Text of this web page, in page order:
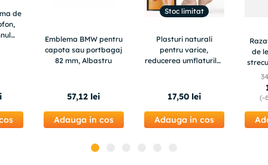
de
Emblema BMW pentru
capota sau portbagaj
82 mm, Albastru
57,12 lei
Adauga in cos
Stoc limitat
Plasturi naturali
pentru varice,
reducerea umflaturilor
Veins Patches, 12 buc
17,50 lei
Adauga in cos
de
(-